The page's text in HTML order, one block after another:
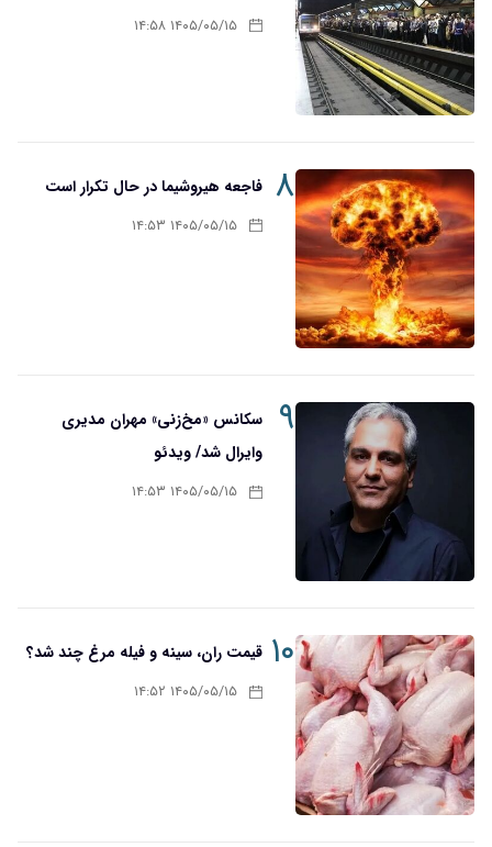
۱۴۰۵/۰۵/۱۵ ۱۴:۵۸
۸ فاجعه هیروشیما در حال تکرار است
۱۴۰۵/۰۵/۱۵ ۱۴:۵۳
۹
سکانس «مخ‌زنی» مهران مدیری
وایرال شد/ ویدئو
۱۴۰۵/۰۵/۱۵ ۱۴:۵۳
۱۰ قیمت ران، سینه و فیله مرغ چند شد؟
۱۴۰۵/۰۵/۱۵ ۱۴:۵۲